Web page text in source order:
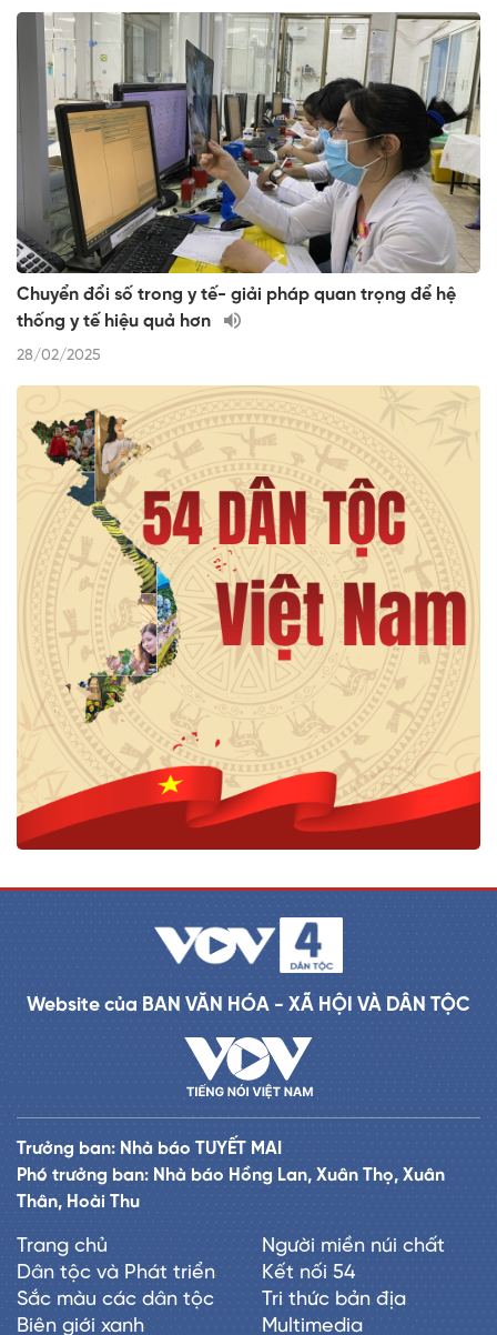
Chuyển đổi số trong y tế- giải pháp quan trọng để hệ
thống y tế hiệu quả hơn
28/02/2025
Website của BAN VĂN HÓA - XÃ HỘI VÀ DÂN TỘC
Trưởng ban: Nhà báo TUYẾT MAI
Phó trưởng ban: Nhà báo Hồng Lan, Xuân Thọ, Xuân
Thân, Hoài Thu
Trang chủ
Dân tộc và Phát triển
Sắc màu các dân tộc
Biên giới xanh
Người miền núi chất
Kết nối 54
Tri thức bản địa
Multimedia